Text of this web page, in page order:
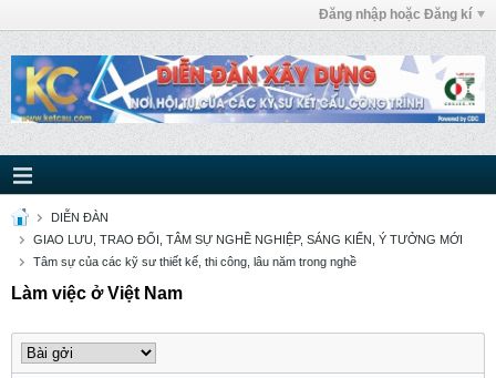
Đăng nhập hoặc Đăng kí
DIỄN ĐÀN
GIAO LƯU, TRAO ĐỔI, TÂM SỰ NGHỀ NGHIỆP, SÁNG KIẾN, Ý TƯỞNG MỚI
Tâm sự của các kỹ sư thiết kế, thi công, lâu năm trong nghề
Làm việc ở Việt Nam